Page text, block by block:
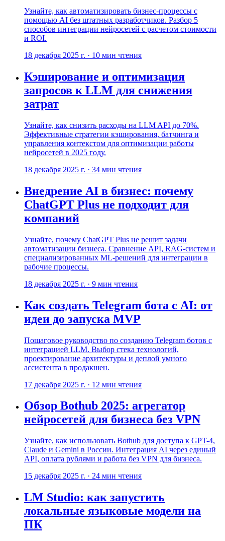
Узнайте, как автоматизировать бизнес-процессы с
помощью AI без штатных разработчиков. Разбор 5
способов интеграции нейросетей с расчетом стоимости
и ROI.
18 декабря 2025 г. · 10 мин чтения
Кэширование и оптимизация
запросов к LLM для снижения
затрат
Узнайте, как снизить расходы на LLM API до 70%.
Эффективные стратегии кэширования, батчинга и
управления контекстом для оптимизации работы
нейросетей в 2025 году.
18 декабря 2025 г. · 34 мин чтения
Внедрение AI в бизнес: почему
ChatGPT Plus не подходит для
компаний
Узнайте, почему ChatGPT Plus не решит задачи
автоматизации бизнеса. Сравнение API, RAG-систем и
специализированных ML-решений для интеграции в
рабочие процессы.
18 декабря 2025 г. · 9 мин чтения
Как создать Telegram бота с AI: от
идеи до запуска MVP
Пошаговое руководство по созданию Telegram ботов с
интеграцией LLM. Выбор стека технологий,
проектирование архитектуры и деплой умного
ассистента в продакшен.
17 декабря 2025 г. · 12 мин чтения
Обзор Bothub 2025: агрегатор
нейросетей для бизнеса без VPN
Узнайте, как использовать Bothub для доступа к GPT-4,
Claude и Gemini в России. Интеграция AI через единый
API, оплата рублями и работа без VPN для бизнеса.
15 декабря 2025 г. · 24 мин чтения
LM Studio: как запустить
локальные языковые модели на
ПК